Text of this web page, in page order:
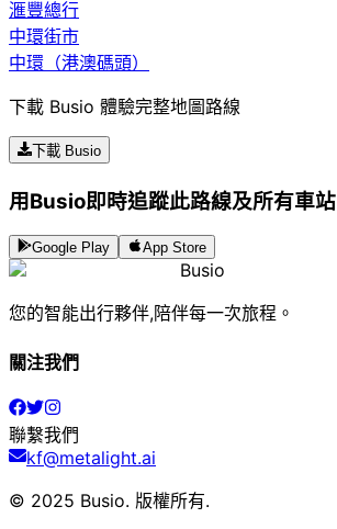
滙豐總行
中環街市
中環（港澳碼頭）
下載 Busio 體驗完整地圖路線
下載 Busio
用Busio即時追蹤此路線及所有車站
Google Play App Store
Busio
您的智能出行夥伴,陪伴每一次旅程。
關注我們
聯繫我們
kf@metalight.ai
© 2025 Busio. 版權所有.